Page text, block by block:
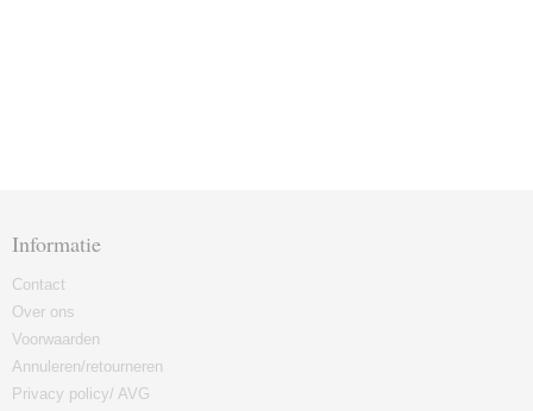
Informatie
Contact
Over ons
Voorwaarden
Annuleren/retourneren
Privacy policy/ AVG